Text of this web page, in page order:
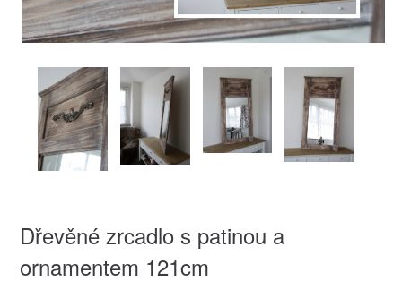
Dřevěné zrcadlo s patinou a
ornamentem 121cm